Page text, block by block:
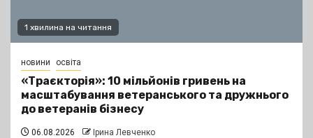
1 хвилина на читання
новини освіта
«Траєкторія»: 10 мільйонів гривень на
масштабування ветеранського та дружнього
до ветеранів бізнесу
06.08.2026 Ірина Левченко